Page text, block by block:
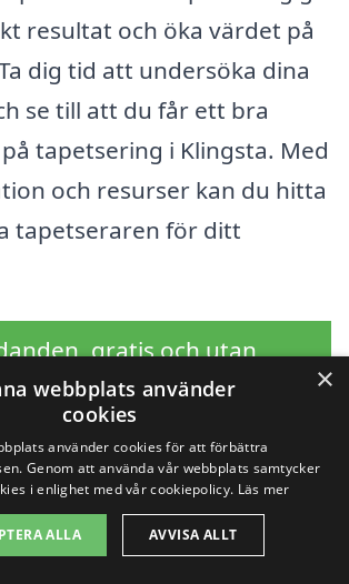
resultat och öka värdet på
dig tid att undersöka dina
se till att du får ett bra
tapetsering i Klingsta. Med
och resurser kan du hitta
tapetseraren för ditt
gratis och utan
en
för
×
webbplats använder
cookies
använder cookies för att förbättra
Genom att använda vår webbplats samtycker
i enlighet med vår cookiepolicy. Läs mer
ALLA AVVISA ALLT